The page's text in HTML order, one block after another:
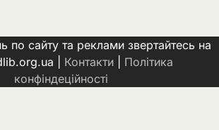
по сайту та реклами звертайтесь на
| Контакти| Політика
конфіндеційності